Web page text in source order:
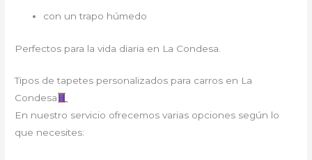
con un trapo húmedo
Perfectos para la vida diaria en La Condesa.
Tipos de tapetes personalizados para carros en La
Condesa
En nuestro servicio ofrecemos varias opciones según lo
que necesites: